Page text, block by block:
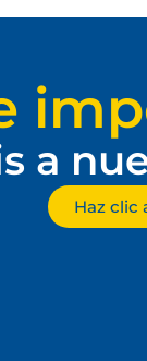
a
Haz clic